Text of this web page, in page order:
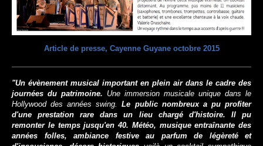
Article de presse, Cayenne Guyane octobre 2015
"Un évènement musical important en plein air dans le cadre des
journées du patrimoine. Une immersion musicale unique dans le
Hollywood des années swing. Le public nombreux a pu profiter
d'une prestation rare dans un lieu chargé d'histoire. Il pu
remonter le temps jusqu'en 40. Météo, musique entraînante des
années folles, ambiance festive au parfum de légèreté et